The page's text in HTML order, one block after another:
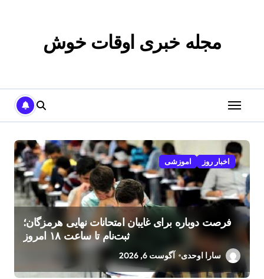
مجله خبری اوقات خوش
اخبار روز اموزشی
فرصت دوباره برای غایبان امتحانات نهایی هرمزگان؛
ثبت‌نام تا ساعت ۱۸ امروز
سارا اوحدی آگوست 6, 2026